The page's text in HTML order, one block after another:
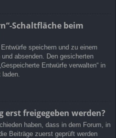
Schaltfläche beim
speichern und zu einem
absenden. Den gesicherten
Entwürfe verwalten“ in
laden.
freigegeben werden?
haben, dass in dem Forum, in
Beiträge zuerst geprüft werden